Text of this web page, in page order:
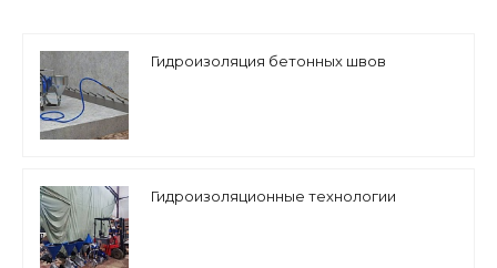
Гидроизоляция бетонных швов
Гидроизоляционные технологии